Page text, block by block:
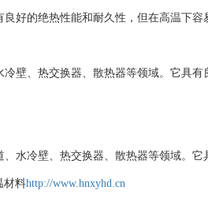
好的绝热性能和耐久性，但在高温下容
壁、热交换器、散热器等领域。它具有
水冷壁、热交换器、散热器等领域。它
材料http://www.hnxyhd.cn